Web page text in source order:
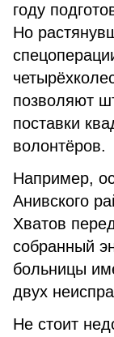
году
Но
позволяют
поставки
волонтёров.
Например,
Анивского
Хватов
собранный
больницы
двух
Не стоит